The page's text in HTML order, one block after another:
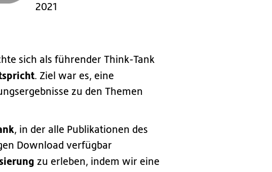
2021
sich als führender Think-Tank
. Ziel war es, eine
zu den Themen
, in der alle Publikationen des
Download verfügbar
zu erleben, indem wir eine